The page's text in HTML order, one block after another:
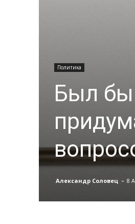
Политика
Был бы
Александр Соловец - 8